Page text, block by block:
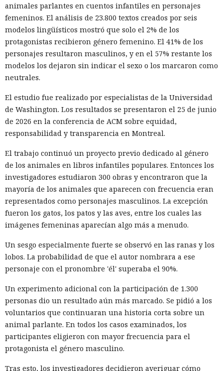
animales parlantes en cuentos infantiles en personajes
femeninos. El análisis de 23.800 textos creados por seis
modelos lingüísticos mostró que solo el 2% de los
protagonistas recibieron género femenino. El 41% de los
personajes resultaron masculinos, y en el 57% restante los
modelos los dejaron sin indicar el sexo o los marcaron como
neutrales.
El estudio fue realizado por especialistas de la Universidad
de Washington. Los resultados se presentaron el 25 de junio
de 2026 en la conferencia de ACM sobre equidad,
responsabilidad y transparencia en Montreal.
El trabajo continuó un proyecto previo dedicado al género
de los animales en libros infantiles populares. Entonces los
investigadores estudiaron 300 obras y encontraron que la
mayoría de los animales que aparecen con frecuencia eran
representados como personajes masculinos. La excepción
fueron los gatos, los patos y las aves, entre los cuales las
imágenes femeninas aparecían algo más a menudo.
Un sesgo especialmente fuerte se observó en las ranas y los
lobos. La probabilidad de que el autor nombrara a ese
personaje con el pronombre 'él' superaba el 90%.
Un experimento adicional con la participación de 1.300
personas dio un resultado aún más marcado. Se pidió a los
voluntarios que continuaran una historia corta sobre un
animal parlante. En todos los casos examinados, los
participantes eligieron con mayor frecuencia para el
protagonista el género masculino.
Tras esto, los investigadores decidieron averiguar cómo